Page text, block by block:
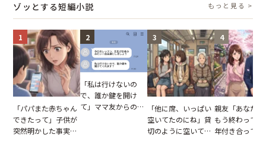
ゾッとする短編小説 もっと見る >
1
「パパまた赤ちゃん
できたって」子供が
突然明かした事実。
2
「私は行けないの
で、誰か鍵を開け
て」ママ友からの
3
「他に席、いっぱい
空いてたのにね」貸
切のように空いてる
4
親友「あなた
もう終わって
年付き合って